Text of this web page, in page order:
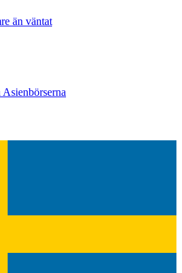
än väntat